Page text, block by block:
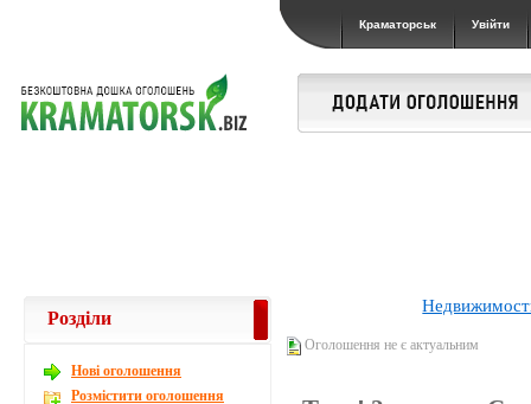
Краматорськ Увійти
Оголошення не є актуальним
Розділи
Новi оголошення
Розмістити оголошення